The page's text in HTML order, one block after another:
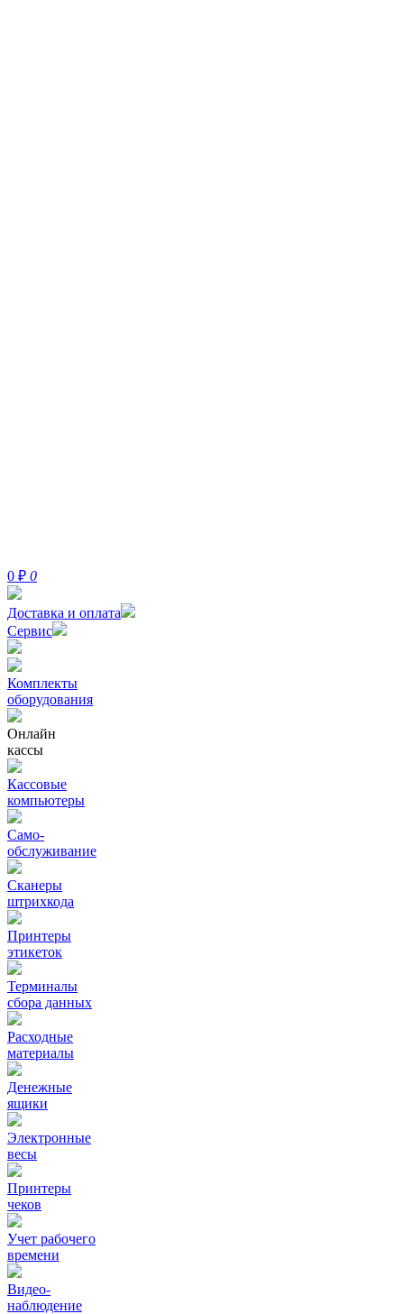
0 ₽ 0
Доставка и оплата
Сервис
Комплекты
оборудования
Онлайн
кассы
Кассовые
компьютеры
Само-
обслуживание
Сканеры
штрихкода
Принтеры
этикеток
Терминалы
сбора данных
Расходные
материалы
Денежные
ящики
Электронные
весы
Принтеры
чеков
Учет рабочего
времени
Видео‑
наблюдение